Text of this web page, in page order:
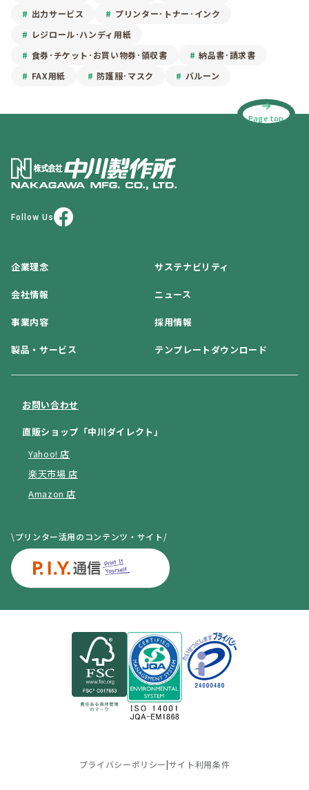
出力サービス
プリンター･トナー･インク
レジロール･ハンディ用紙
食券･チケット･お買い物券･領収書
納品書･請求書
FAX用紙
防護服･マスク バルーン
Page top
Follow Us
企業理念 サステナビリティ
会社情報 ニュース
事業内容 採用情報
製品・サービス テンプレートダウンロード
お問い合わせ
直販ショップ「中川ダイレクト」
Yahoo! 店
楽天市場 店
Amazon 店
\プリンター活用のコンテンツ・サイト/
プライバシーポリシー|サイト利用条件